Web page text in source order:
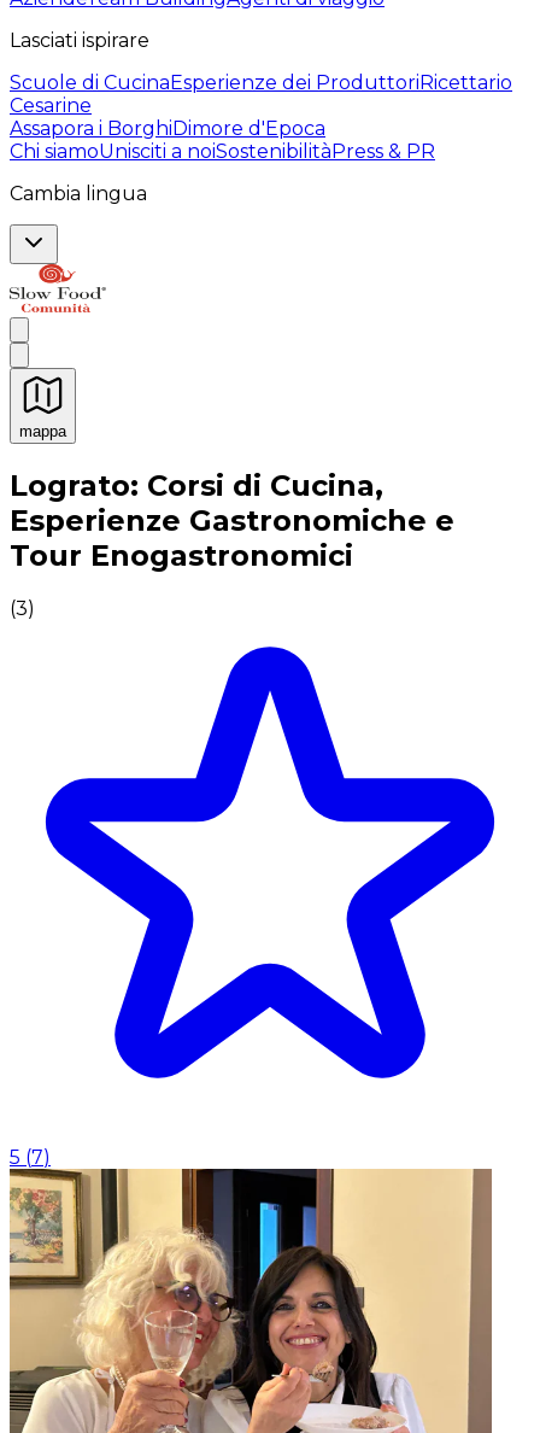
Lasciati ispirare
Scuole di CucinaEsperienze dei ProduttoriRicettario
Cesarine
Assapora i BorghiDimore d'Epoca
Chi siamoUnisciti a noiSostenibilitàPress & PR
Cambia lingua
mappa
Esperienze culinarie indimenticabili: Esperienze
Lograto: Corsi di Cucina,
Esperienze Gastronomiche e
Tour Enogastronomici
(3)
5 (7)